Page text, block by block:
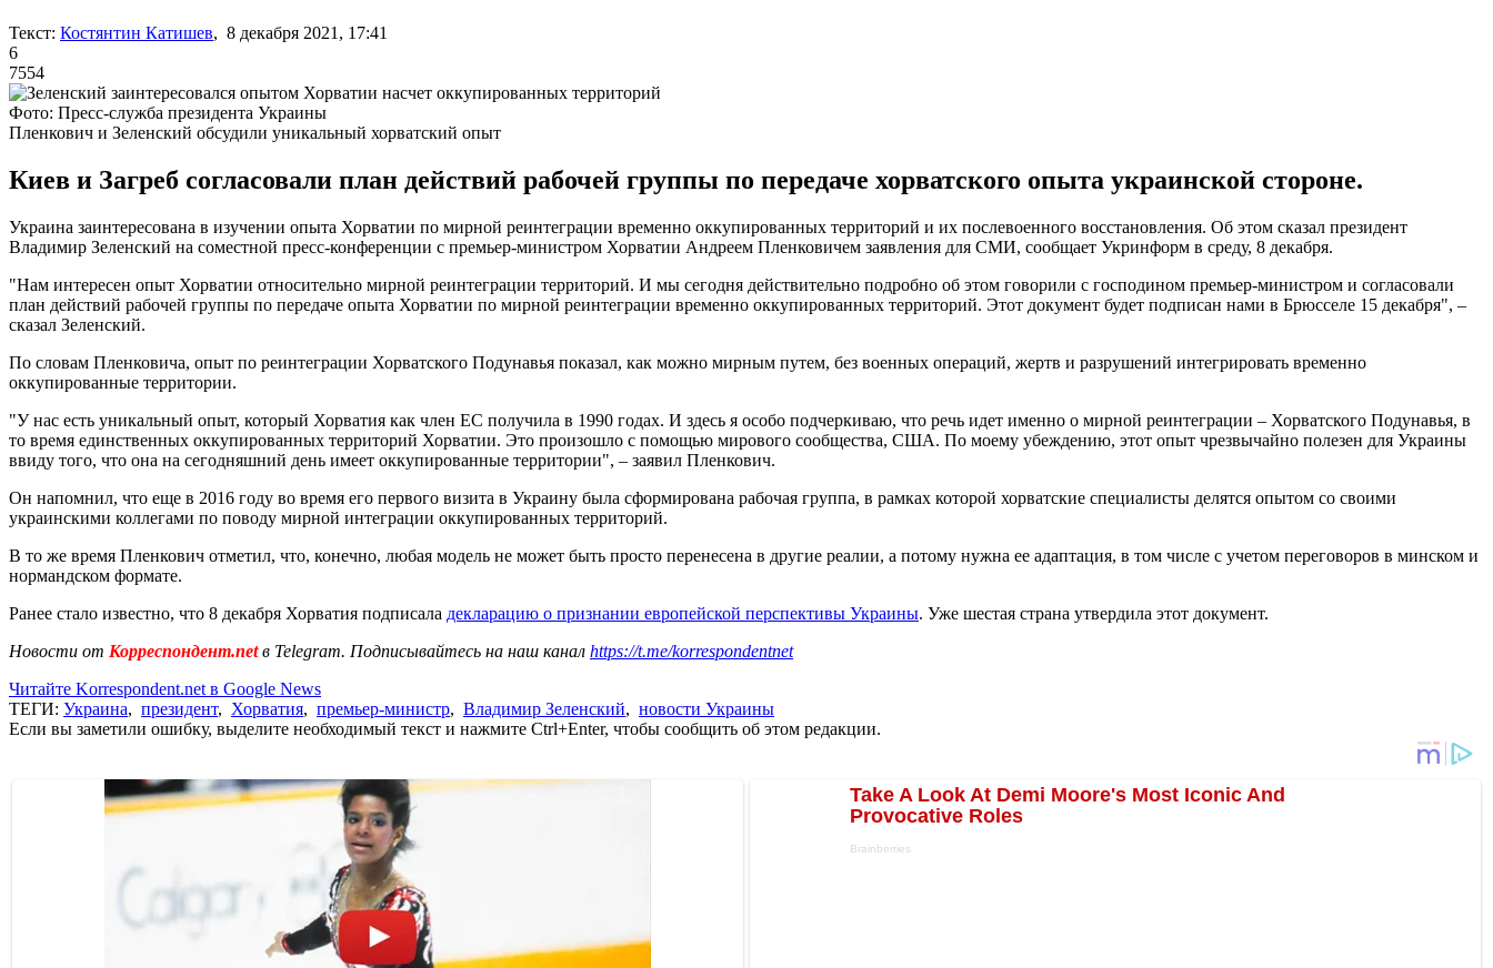
Текст: Костянтин Катишев, 8 декабря 2021, 17:41
6
7554
Фото: Пресс-служба президента Украины
Пленкович и Зеленский обсудили уникальный хорватский опыт
Киев и Загреб согласовали план действий рабочей группы по передаче хорватского опыта украинской стороне.
Украина заинтересована в изучении опыта Хорватии по мирной реинтеграции временно оккупированных территорий и их послевоенного восстановления. Об этом сказал президент
Владимир Зеленский на соместной пресс-конференции с премьер-министром Хорватии Андреем Пленковичем заявления для СМИ, сообщает Укринформ в среду, 8 декабря.
"Нам интересен опыт Хорватии относительно мирной реинтеграции территорий. И мы сегодня действительно подробно об этом говорили с господином премьер-министром и согласовали
план действий рабочей группы по передаче опыта Хорватии по мирной реинтеграции временно оккупированных территорий. Этот документ будет подписан нами в Брюсселе 15 декабря", –
сказал Зеленский.
По словам Пленковича, опыт по реинтеграции Хорватского Подунавья показал, как можно мирным путем, без военных операций, жертв и разрушений интегрировать временно
оккупированные территории.
"У нас есть уникальный опыт, который Хорватия как член ЕС получила в 1990 годах. И здесь я особо подчеркиваю, что речь идет именно о мирной реинтеграции – Хорватского Подунавья, в
то время единственных оккупированных территорий Хорватии. Это произошло с помощью мирового сообщества, США. По моему убеждению, этот опыт чрезвычайно полезен для Украины
ввиду того, что она на сегодняшний день имеет оккупированные территории", – заявил Пленкович.
Он напомнил, что еще в 2016 году во время его первого визита в Украину была сформирована рабочая группа, в рамках которой хорватские специалисты делятся опытом со своими
украинскими коллегами по поводу мирной интеграции оккупированных территорий.
В то же время Пленкович отметил, что, конечно, любая модель не может быть просто перенесена в другие реалии, а потому нужна ее адаптация, в том числе с учетом переговоров в минском и
нормандском формате.
Ранее стало известно, что 8 декабря Хорватия подписала декларацию о признании европейской перспективы Украины. Уже шестая страна утвердила этот документ.
Новости от Корреспондент.netв Telegram. Подписывайтесь на наш канал https://t.me/korrespondentnet
Читайте Korrespondent.net в Google News
ТЕГИ: Украина, президент, Хорватия, премьер-министр, Владимир Зеленский, новости Украины
Если вы заметили ошибку, выделите необходимый текст и нажмите Ctrl+Enter, чтобы сообщить об этом редакции.